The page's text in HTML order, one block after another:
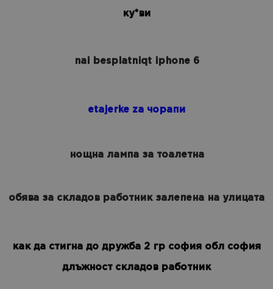
ку*ви
nai besplatniqt iphone 6
etajerke za чорапи
нощна лампа за тоалетна
обява за складов работник залепена на улицата
как да стигна до дружба 2 гр софия обл софия
длъжност складов работник